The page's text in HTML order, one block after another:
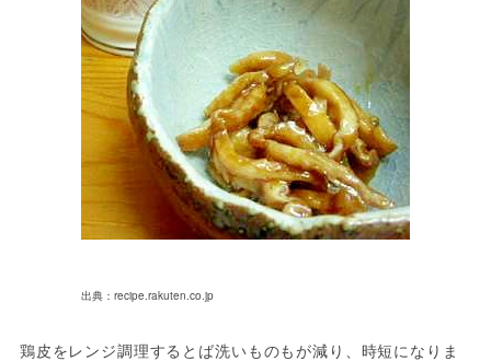
出典：recipe.rakuten.co.jp
鶏皮をレンジ調理するとば洗いものもが減り、時短になりま